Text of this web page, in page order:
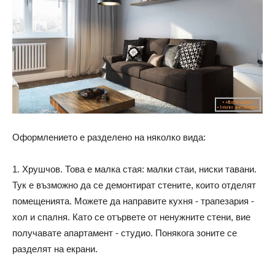
Оформлението е разделено на няколко вида:
1. Хрушчов. Това е малка стая: малки стаи, ниски тавани.
Тук е възможно да се демонтират стените, които отделят
помещенията. Можете да направите кухня - трапезария -
хол и спалня. Като се отървете от ненужните стени, вие
получавате апартамент - студио. Понякога зоните се
разделят на екрани.